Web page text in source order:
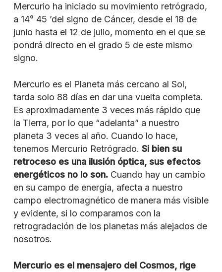
Mercurio ha iniciado su movimiento retrógrado,
a 14° 45 ’del signo de Cáncer, desde el 18 de
junio hasta el 12 de julio, momento en el que se
pondrá directo en el grado 5 de este mismo
signo.
Mercurio es el Planeta más cercano al Sol,
tarda solo 88 días en dar una vuelta completa.
Es aproximadamente 3 veces más rápido que
la Tierra, por lo que “adelanta” a nuestro
planeta 3 veces al año. Cuando lo hace,
tenemos Mercurio Retrógrado. Si bien su
retroceso es una ilusión óptica, sus efectos
energéticos no lo son. Cuando hay un cambio
en su campo de energía, afecta a nuestro
campo electromagnético de manera más visible
y evidente, si lo comparamos con la
retrogradación de los planetas más alejados de
nosotros.
Mercurio es el mensajero del Cosmos, rige